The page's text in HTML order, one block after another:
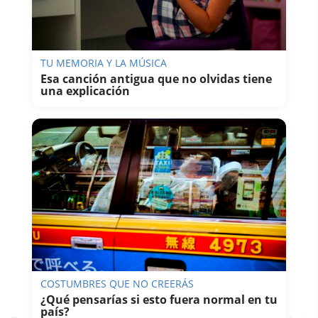
TU MEMORIA Y LA MÚSICA
Esa canción antigua que no olvidas tiene
una explicación
COSTUMBRES QUE NO CREERÁS
¿Qué pensarías si esto fuera normal en tu
país?